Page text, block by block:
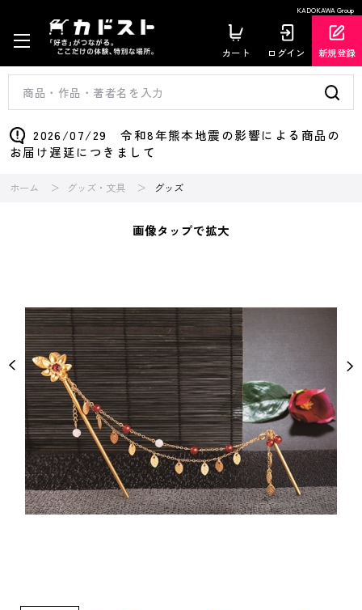
KADOKAWA Group
カート ログイン 新規登録
2026/07/29 令和8年熊本地震の影響による商品の
お届け遅延につきまして
ホーム グッズ・文具 グッズ
画像タップで拡大